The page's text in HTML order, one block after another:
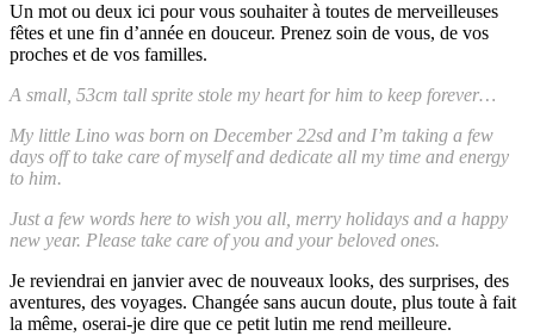
Un mot ou deux ici pour vous souhaiter à toutes de merveilleuses
fêtes et une fin d’année en douceur. Prenez soin de vous, de vos
proches et de vos familles.
A small, 53cm tall sprite stole my heart for him to keep forever…
My little Lino was born on December 22sd and I’m taking a few
days off to take care of myself and dedicate all my time and energy
to him.
Just a few words here to wish you all, merry holidays and a happy
new year. Please take care of you and your beloved ones.
Je reviendrai en janvier avec de nouveaux looks, des surprises, des
aventures, des voyages. Changée sans aucun doute, plus toute à fait
la même, oserai-je dire que ce petit lutin me rend meilleure.